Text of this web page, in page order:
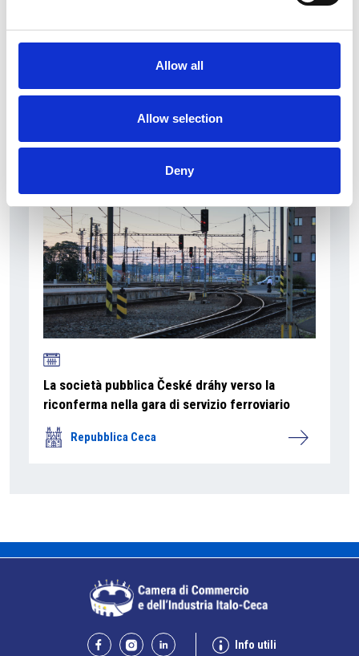
Allow all
Allow selection
Deny
La società pubblica České dráhy verso la
riconferma nella gara di servizio ferroviario
Repubblica Ceca
Info utili